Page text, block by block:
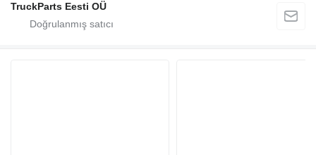
TruckParts Eesti OÜ